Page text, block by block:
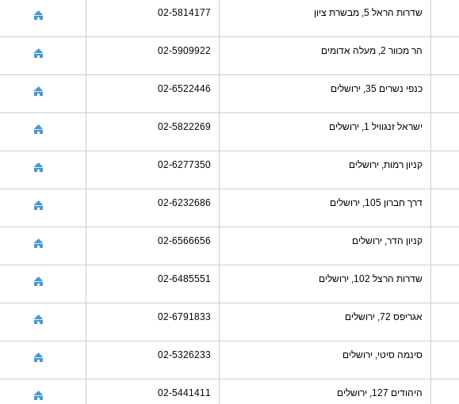
שדרות הראל 5, מבשרת ציון 02-5814177
הר מכוור 2, מעלה אדומים 02-5909922
כנפי נשרים 35, ירושלים 02-6522446
ישראל זנגוויל 1, ירושלים 02-5822269
קניון רמות, ירושלים 02-6277350
דרך חברון 105, ירושלים 02-6232686
קניון הדר, ירושלים 02-6566656
שדרות הרצל 102, ירושלים 02-6485551
אגריפס 72, ירושלים 02-6791833
סינמה סיטי, ירושלים 02-5326233
היהודים 127, ירושלים 02-5441411